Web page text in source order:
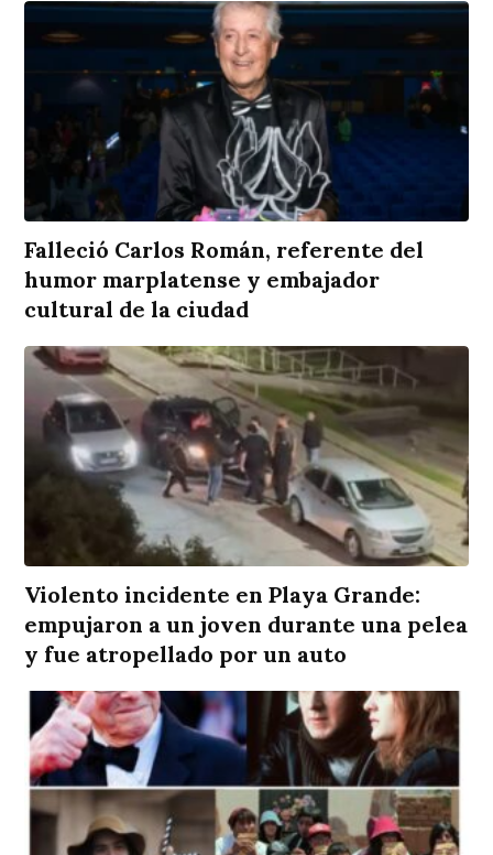
Falleció Carlos Román, referente del
humor marplatense y embajador
cultural de la ciudad
Violento incidente en Playa Grande:
empujaron a un joven durante una pelea
y fue atropellado por un auto